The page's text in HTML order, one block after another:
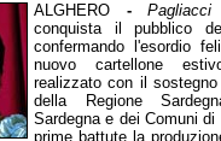
ALGHERO -Pagliacci
conquista il pubblico
confermando l'esordio
nuovo cartellone
realizzato con il
della Regione
Sardegna e dei Comuni
prime battute la